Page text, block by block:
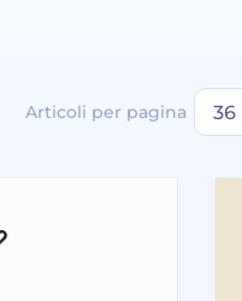
Articoli per pagina 36